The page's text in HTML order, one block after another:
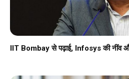
IIT Bombay से पढ़ाई, Infosys की नींव